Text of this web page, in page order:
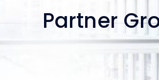
Partner